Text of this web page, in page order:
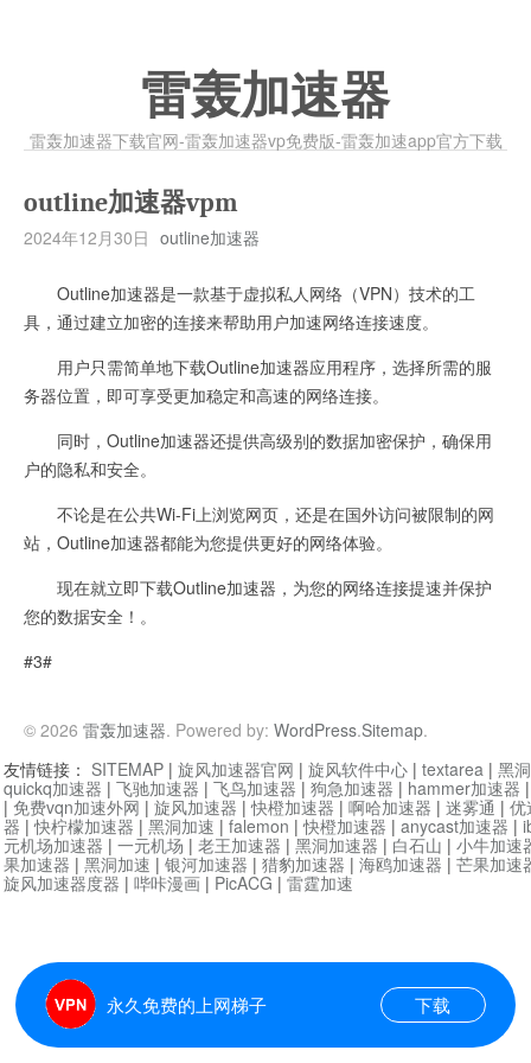
雷轰加速器
雷轰加速器下载官网-雷轰加速器vp免费版-雷轰加速app官方下载
outline加速器vpm
2024年12月30日 outline加速器
Outline加速器是一款基于虚拟私人网络（VPN）技术的工
具，通过建立加密的连接来帮助用户加速网络连接速度。
用户只需简单地下载Outline加速器应用程序，选择所需的服
务器位置，即可享受更加稳定和高速的网络连接。
同时，Outline加速器还提供高级别的数据加密保护，确保用
户的隐私和安全。
不论是在公共Wi-Fi上浏览网页，还是在国外访问被限制的网
站，Outline加速器都能为您提供更好的网络体验。
现在就立即下载Outline加速器，为您的网络连接提速并保护
您的数据安全！。
#3#
© 2026 雷轰加速器. Powered by: WordPress.Sitemap.
永久免费的上网梯子 下载
友情链接： SITEMAP | 旋风加速器官网 | 旋风软件中心 | textarea | 黑
quickq加速器 | 飞驰加速器 | 飞鸟加速器 | 狗急加速器 | hammer加速器
| 免费vqn加速外网 | 旋风加速器 |快橙加速器 | 啊哈加速器 | 迷雾通 | 优
器 |快柠檬加速器 | 黑洞加速 | falemon |快橙加速器 | anycast加速器 |
元机场加速器 | 一元机场 | 老王加速器 | 黑洞加速器 | 白石山 | 小牛加速
果加速器 | 黑洞加速 | 银河加速器 | 猎豹加速器 | 海鸥加速器 | 芒果加速
旋风加速器度器 | 哔咔漫画 | PicACG | 雷霆加速